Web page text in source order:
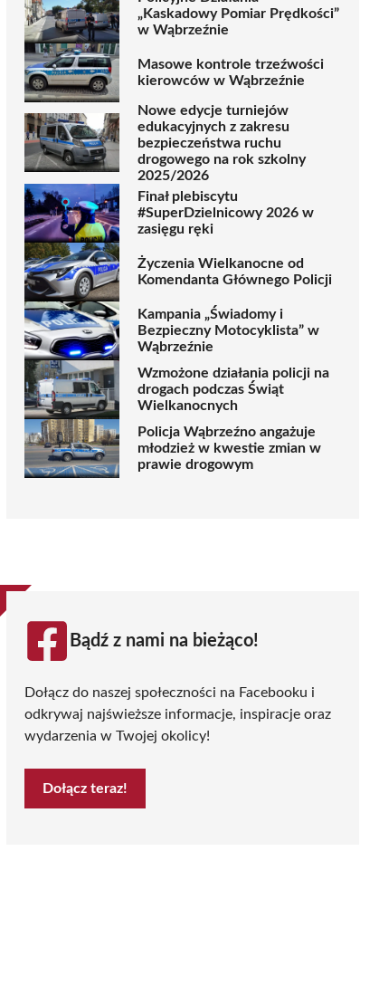
„Kaskadowy Pomiar Prędkości”
w Wąbrzeźnie
Masowe kontrole trzeźwości
kierowców w Wąbrzeźnie
Nowe edycje turniejów
edukacyjnych z zakresu
bezpieczeństwa ruchu
drogowego na rok szkolny
2025/2026
Finał plebiscytu
#SuperDzielnicowy 2026 w
zasięgu ręki
Życzenia Wielkanocne od
Komendanta Głównego Policji
Kampania „Świadomy i
Bezpieczny Motocyklista” w
Wąbrzeźnie
Wzmożone działania policji na
drogach podczas Świąt
Wielkanocnych
Policja Wąbrzeźno angażuje
młodzież w kwestie zmian w
prawie drogowym
Bądź z nami na bieżąco!
Dołącz do naszej społeczności na Facebooku i
odkrywaj najświeższe informacje, inspiracje oraz
wydarzenia w Twojej okolicy!
Dołącz teraz!